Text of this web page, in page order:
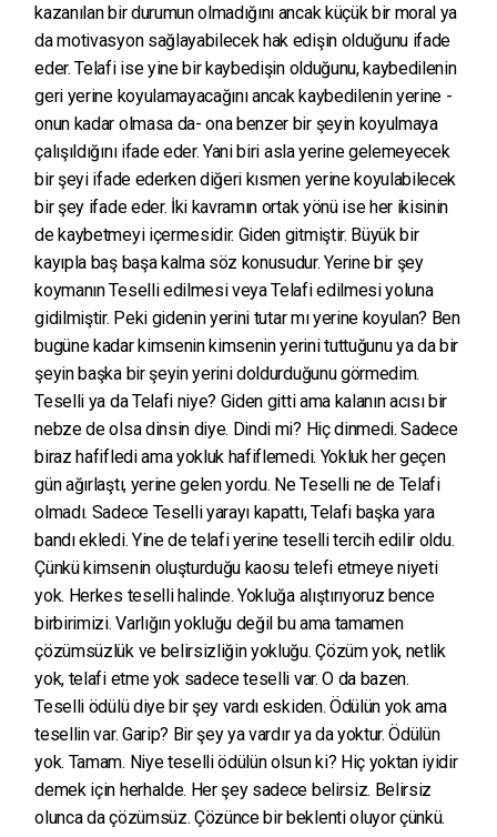
kazanılan bir durumun olmadığını ancak küçük bir moral ya
da motivasyon sağlayabilecek hak edişin olduğunu ifade
eder. Telafi ise yine bir kaybedişin olduğunu, kaybedilenin
geri yerine koyulamayacağını ancak kaybedilenin yerine -
onun kadar olmasa da- ona benzer bir şeyin koyulmaya
çalışıldığını ifade eder. Yani biri asla yerine gelemeyecek
bir şeyi ifade ederken diğeri kısmen yerine koyulabilecek
bir şey ifade eder. İki kavramın ortak yönü ise her ikisinin
de kaybetmeyi içermesidir. Giden gitmiştir. Büyük bir
kayıpla baş başa kalma söz konusudur. Yerine bir şey
koymanın Teselli edilmesi veya Telafi edilmesi yoluna
gidilmiştir. Peki gidenin yerini tutar mı yerine koyulan? Ben
bugüne kadar kimsenin kimsenin yerini tuttuğunu ya da bir
şeyin başka bir şeyin yerini doldurduğunu görmedim.
Teselli ya da Telafi niye? Giden gitti ama kalanın acısı bir
nebze de olsa dinsin diye. Dindi mi? Hiç dinmedi. Sadece
biraz hafifledi ama yokluk hafiflemedi. Yokluk her geçen
gün ağırlaştı, yerine gelen yordu. Ne Teselli ne de Telafi
olmadı. Sadece Teselli yarayı kapattı, Telafi başka yara
bandı ekledi. Yine de telafi yerine teselli tercih edilir oldu.
Çünkü kimsenin oluşturduğu kaosu telefi etmeye niyeti
yok. Herkes teselli halinde. Yokluğa alıştırıyoruz bence
birbirimizi. Varlığın yokluğu değil bu ama tamamen
çözümsüzlük ve belirsizliğin yokluğu. Çözüm yok, netlik
yok, telafi etme yok sadece teselli var. O da bazen.
Teselli ödülü diye bir şey vardı eskiden. Ödülün yok ama
tesellin var. Garip? Bir şey ya vardır ya da yoktur. Ödülün
yok. Tamam. Niye teselli ödülün olsun ki? Hiç yoktan iyidir
demek için herhalde. Her şey sadece belirsiz. Belirsiz
olunca da çözümsüz. Çözünce bir beklenti oluyor çünkü.